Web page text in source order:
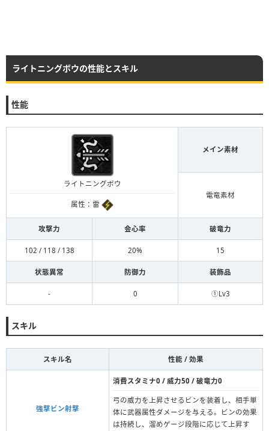
ライトニングボウの性能とスキル
性能
ライトニングボウ
属性：雷
メイン素材
電竜素材
攻撃力 会心率 破竜力
102 / 118 / 138 20% 15
状態異常 防御力 装飾品
- 0 ①Lv3
スキル
スキル名 性能 / 効果
強撃ビン射撃
消費スタミナ0 / 威力50 / 破竜力0
弓の威力を上昇させるビンを装着し、相手単
体に武器属性ダメージを与える。ビンの効果
は持続し、溜めゲージ段階に応じて上昇す